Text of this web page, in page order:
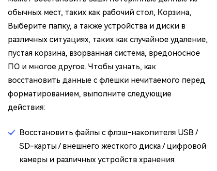
обычных мест, таких как рабочий стол, Корзина,
Выберите папку, а также устройства и диски в
различных ситуациях, таких как случайное удаление,
пустая корзина, взорванная система, вредоносное
ПО и многое другое. Чтобы узнать, как
восстановить данные с флешки нечитаемого перед
форматированием, выполните следующие
действия:
Восстановить файлы с флэш-накопителя USB /
SD-карты / внешнего жесткого диска / цифровой
камеры и различных устройств хранения.